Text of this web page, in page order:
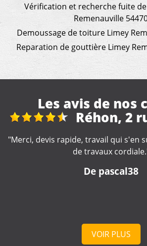
Vérification et recherche fuite
Remenauville
Demoussage de toiture Limey
Reparation de gouttière Limey
Les avis de nos
Equipe "Artisan réactif et
VOIR PLUS